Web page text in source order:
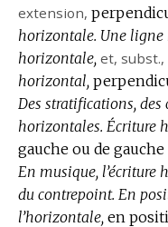
extension,
horizontale. Une ligne
horizontale, et, subst.,
horizontal,
Des stratifications, des
horizontales. Écriture
gauche ou de
En musique, l’écriture
du contrepoint. En
l’horizontale, en